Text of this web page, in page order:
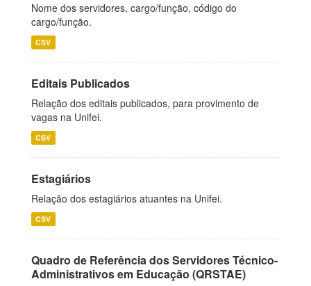
Nome dos servidores, cargo/função, código do
cargo/função.
CSV
Editais Publicados
Relação dos editais publicados, para provimento de
vagas na Unifei.
CSV
Estagiários
Relação dos estagiários atuantes na Unifei.
CSV
Quadro de Referência dos Servidores Técnico-
Administrativos em Educação (QRSTAE)